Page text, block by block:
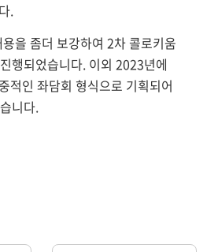
.
을 좀더 보강하여 2차 콜로키움
행되었습니다. 이외 2023년에
적인 좌담회 형식으로 기획되어
니다.